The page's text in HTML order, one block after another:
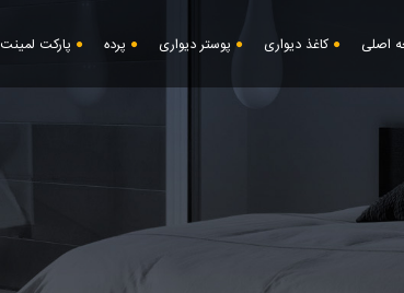
اصلی کاغذ دیواری پوستر دیواری پرده پارکت لمینت